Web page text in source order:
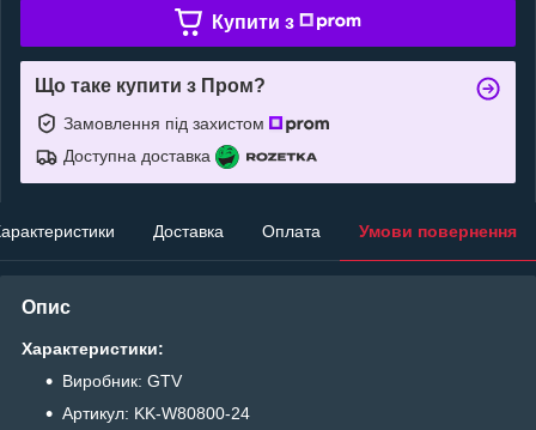
Купити з
Що таке купити з Пром?
Замовлення під захистом
Доступна доставка
Доставка Оплата Умови повернення
Опис
Характеристики:
Виробник: GTV
Артикул: KK-W80800-24